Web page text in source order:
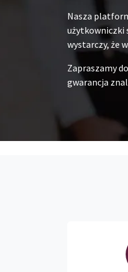
Nasza
użytkowniczki
wystarczy, że
Zapraszamy
gwarancja